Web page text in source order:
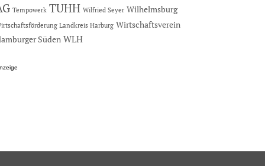
Tempowerk TUHH Wilfried Seyer Wilhelmsburg
Landkreis Harburg Wirtschaftsverein
Süden WLH